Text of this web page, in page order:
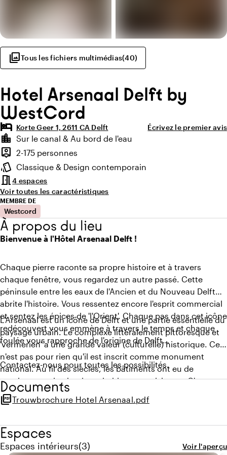
photo_libraryTous les fichiers multimédias(40)
Hotel Arsenaal Delft by
WestCord
hotel Korte Geer 1, 2611 CA Delft Écrivez le premier avis
Points forts
location_city
Environnement
Sur le canal & Au bord de l'eau
person_pin
Capacité
2-175 personnes
style
Ambiance
Classique & Design contemporain
meeting_room4 espaces
Voir toutes les caractéristiques
MEMBRE DE
Westcord
À propos du lieu
Bienvenue à l'Hôtel Arsenaal Delft !
Chaque pierre raconte sa propre histoire et à travers
chaque fenêtre, vous regardez un autre passé. Cette
péninsule entre les eaux de l'Ancien et du Nouveau Delft
abrite l'histoire. Vous ressentez encore l'esprit commercial
et sentez les épices de 'l'Orient'. Chaque pas dans cet icône
redécouvert vous emmène à travers le temps et chaque
foulée vous rapproche de l'origine de Delft…
L'Arsenaal est un icône de Delft et une partie essentielle du
paysage urbain. Le complexe littéralement pittoresque et
'vermerien' a une grande valeur (culturelle) historique. Ce
n'est pas pour rien qu'il est inscrit comme monument
national. Au fil des siècles, les bâtiments ont eu de
nombreuses destinations, habitants et visiteurs. C'est un
parfait réservoir de riche histoire et cela donne au
bâtiment un terreau nourrissant pour la croissance de
Contactez-nous pour toutes les possibilités.
Documents
picture_as_pdfTrouwbrochure Hotel Arsenaal.pdf
Espaces
Espaces intérieurs
Quantité de espaces intérieurs : 3
(3) Voir l'aperçu